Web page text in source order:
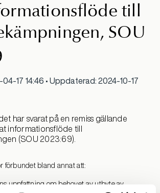
till
SOU
17 14:46 • Uppdaterad: 2024-10-17
har svarat på en remiss gällande
informationsflöde till
(SOU 2023:69).
förbundet bland annat att:
uppfattning om behovet av utbyte av